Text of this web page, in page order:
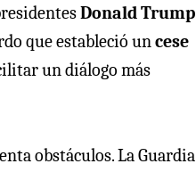
Donald Trump
que estableció uncese
un diálogo más
obstáculos. La Guardia